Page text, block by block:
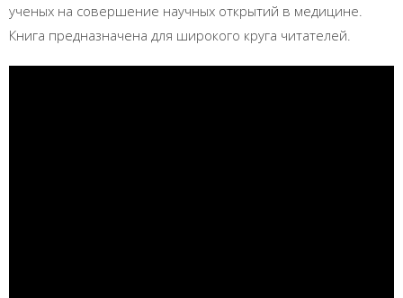
ученых на совершение научных открытий в медицине.
Книга предназначена для широкого круга читателей.